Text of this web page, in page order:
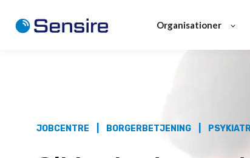
Organisationer
JOBCENTRE | BORGERBETJENING |